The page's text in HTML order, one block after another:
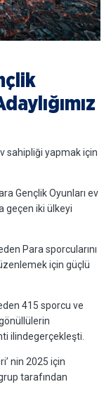
sahipliği yapmak için
Gençlik Oyunları ev
geçen iki ülkeyi
Para sporcularını
için güçlü
415 sporcu ve
ilindegerçekleşti.
nin 2025 için
tarafından